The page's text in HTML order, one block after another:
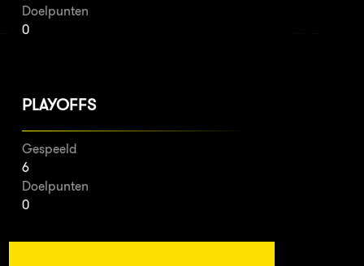
Doelpunten
0
PLAYOFFS
Gespeeld
6
Doelpunten
0